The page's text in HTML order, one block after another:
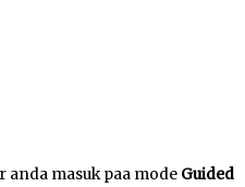
anda masuk раԁа mode Guided